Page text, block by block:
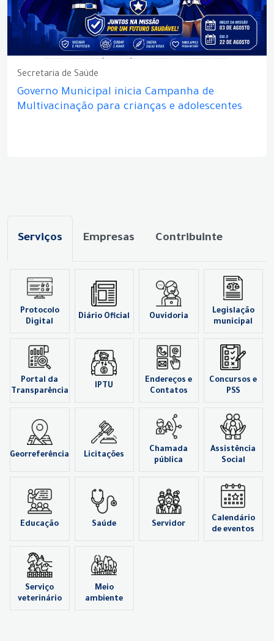
Secretaria de Saúde
Governo Municipal inicia Campanha de
Multivacinação para crianças e adolescentes
Serviços Empresas Contribuinte
Protocolo
Digital
Diário Oficial Ouvidoria
Legislação
municipal
Portal da
Transparência
IPTU
Endereços e
Contatos
Concursos e
PSS
Georreferência Licitações
Chamada
pública
Assistência
Social
Educação Saúde Servidor
Calendário
de eventos
Serviço
veterinário
Meio
ambiente